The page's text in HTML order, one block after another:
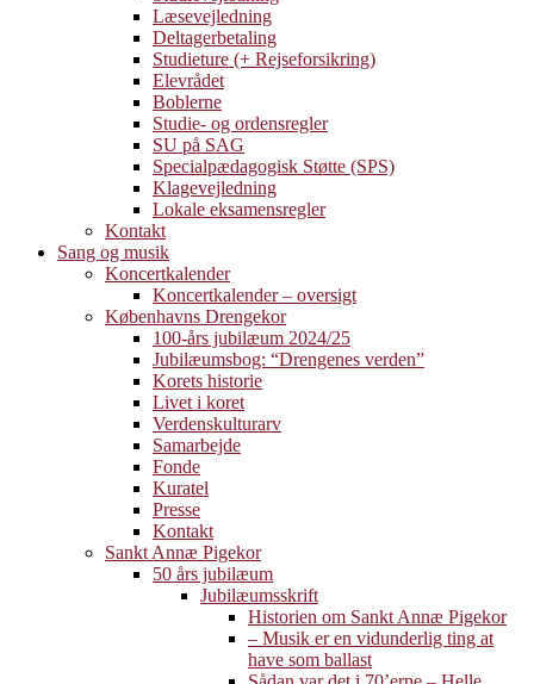
Læsevejledning
Deltagerbetaling
Studieture (+ Rejseforsikring)
Elevrådet
Boblerne
Studie- og ordensregler
SU på SAG
Specialpædagogisk Støtte (SPS)
Klagevejledning
Lokale eksamensregler
Kontakt
Sang og musik
Koncertkalender
Koncertkalender – oversigt
Københavns Drengekor
100-års jubilæum 2024/25
Jubilæumsbog: “Drengenes verden”
Korets historie
Livet i koret
Verdenskulturarv
Samarbejde
Fonde
Kuratel
Presse
Kontakt
Sankt Annæ Pigekor
50 års jubilæum
Jubilæumsskrift
Historien om Sankt Annæ Pigekor
– Musik er en vidunderlig ting at
have som ballast